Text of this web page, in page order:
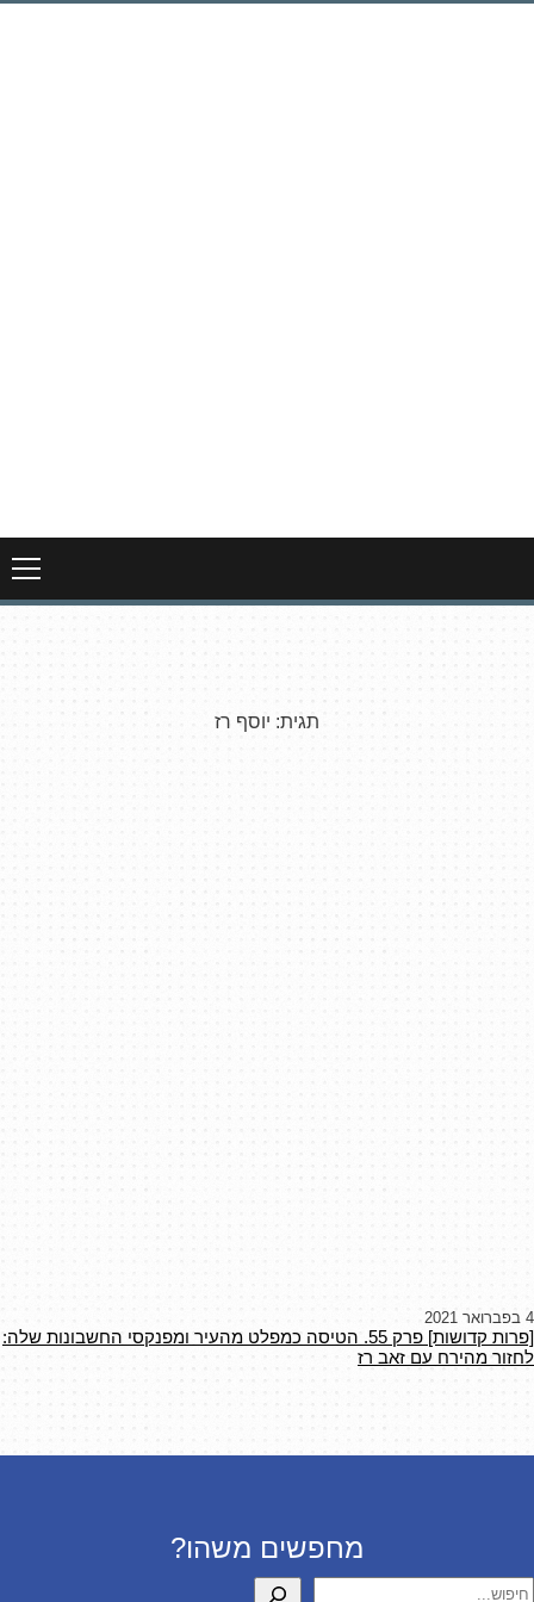
לדלג
תגית: יוסף רז
4 בפברואר 2021
[פרות קדושות] פרק 55. הטיסה כמפלט מהעיר ומפנקסי החשבונות שלה:
לחזור מהירח עם זאב רז
מחפשים משהו?
חיפוש